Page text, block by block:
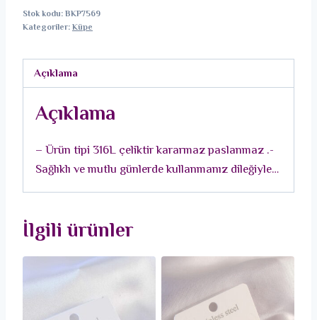
Çiçek
Detay
Küpe
adet
Stok kodu:BKP7569
Kategoriler:Küpe
Açıklama
Açıklama
– Ürün tipi 316L çeliktir kararmaz paslanmaz .-
Sağlıklı ve mutlu günlerde kullanmanız dileğiyle…
İlgili ürünler